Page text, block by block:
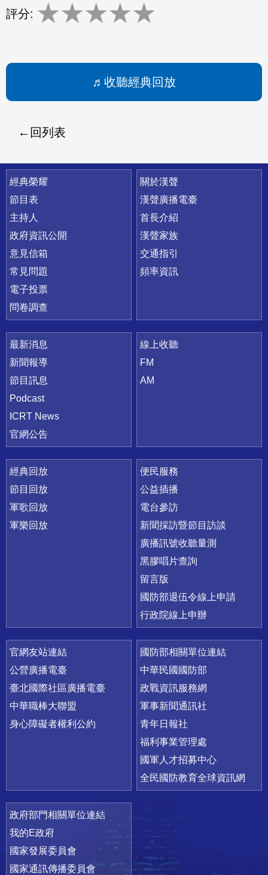
評分: ★★★★★
收聽經典回放
回列表
快速連結
經典榮耀
節目表
主持人
政府資訊公開
意見信箱
常見問題
電子投票
問卷調查
關於漢聲
漢聲廣播電臺
首長介紹
漢聲家族
交通指引
頻率資訊
最新消息
新聞報導
節目訊息
Podcast
ICRT News
官網公告
線上收聽
FM
AM
經典回放
節目回放
軍歌回放
軍樂回放
便民服務
公益插播
電台參訪
新聞採訪暨節目訪談
廣播訊號收聽量測
黑膠唱片查詢
留言版
國防部退伍令線上申請
行政院線上申辦
官網友站連結
公營廣播電臺
臺北國際社區廣播電臺
中華職棒大聯盟
身心障礙者權利公約
國防部相關單位連結
中華民國國防部
政戰資訊服務網
軍事新聞通訊社
青年日報社
福利事業管理處
國軍人才招募中心
全民國防教育全球資訊網
政府部門相關單位連結
我的E政府
國家發展委員會
國家通訊傳播委員會